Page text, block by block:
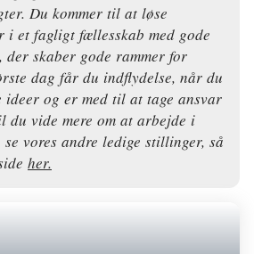
Du kommer til at løse
i et fagligt fællesskab med gode
der skaber gode rammer for
dag får du indflydelse, når du
ideer og er med til at tage ansvar
du vide mere om at arbejde i
vores andre ledige stillinger, så
her.